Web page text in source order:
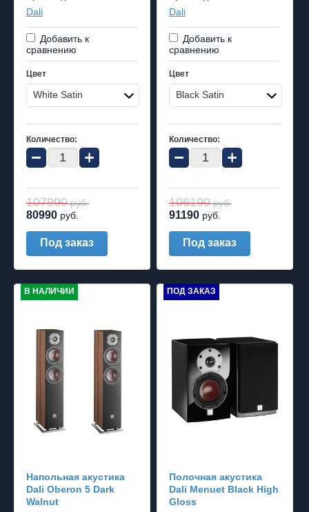
Dali
Добавить к
сравнению
Цвет
White Satin
Количество:
− +
107990руб.
80990 руб.
Под заказ
Dali
Добавить к
сравнению
Цвет
Black Satin
Количество:
− +
106190руб.
91190 руб.
Под заказ
В НАЛИЧИИ
Напольная акустика
Dali Oberon 5 Dark
Walnut
ПОД ЗАКАЗ
Полочная акустика
Dali Menuet Black High
Gloss